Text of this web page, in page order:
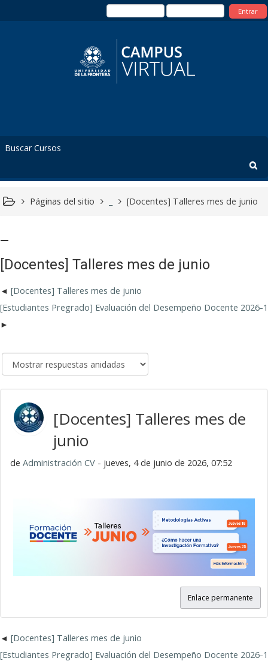
Entrar
Páginas del sitio [Docentes] Talleres mes de junio
[Docentes] Talleres mes de junio
[Docentes] Talleres mes de junio
[Estudiantes Pregrado] Evaluación del Desempeño Docente 2026-1
[Docentes] Talleres mes de
junio
de Administración CV - jueves, 4 de junio de 2026, 07:52
Enlace permanente
[Docentes] Talleres mes de junio
[Estudiantes Pregrado] Evaluación del Desempeño Docente 2026-1